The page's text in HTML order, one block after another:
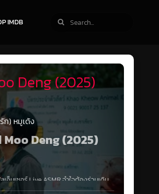
IMDB
Deng (2025)
ก) หมูเด้ง
Deng (2025)
อ็นเซอร์ Live ASMR จำใจต้องร่วมเดิน
เด็กน้อยงอนแม่เลยแอบหนีขึ้นรถ